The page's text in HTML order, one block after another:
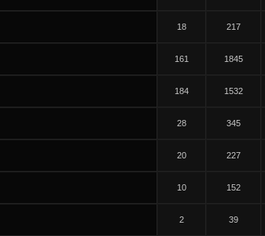
18 217
161 1845
184 1532
28 345
20 227
10 152
2 39